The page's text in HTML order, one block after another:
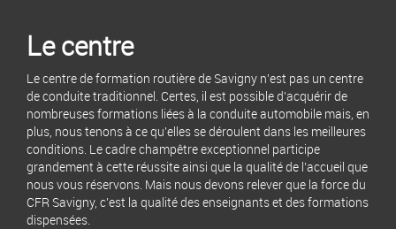
Le centre
Le centre de formation routière de Savigny n'est pas un centre
de conduite traditionnel. Certes, il est possible d'acquérir de
nombreuses formations liées à la conduite automobile mais, en
plus, nous tenons à ce qu'elles se déroulent dans les meilleures
conditions. Le cadre champêtre exceptionnel participe
grandement à cette réussite ainsi que la qualité de l'accueil que
nous vous réservons. Mais nous devons relever que la force du
CFR Savigny, c'est la qualité des enseignants et des formations
dispensées.